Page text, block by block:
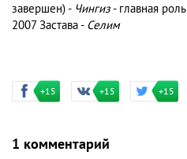
завершен) - Чингиз- главная роль
2007 Застава - Селим
+15 +15 +15
1 комментарий